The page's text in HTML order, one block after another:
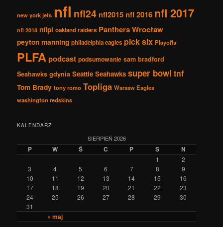
new york jets nfl nfl24 nfl2015 nfl 2016 nfl 2017
nfl 2018 nflpl oakland raiders Panthers Wrocław
peyton manning philadelphia eagles pick six Playoffs
PLFApodcast podsumowanie sam bradford
Seahawks gdynia Seattle Seahawks super bowl tnf
Tom Brady tony romo Topliga Warsaw Eagles
washington redskins
KALENDARZ
SIERPIEŃ 2026
P W Ś C P S N
« maj
1
2
3
4 5 6 7 8
9
10
11 12 13 14 15
16
17
18 19 20 21 22
23
24
25 26 27 28 29
30
31